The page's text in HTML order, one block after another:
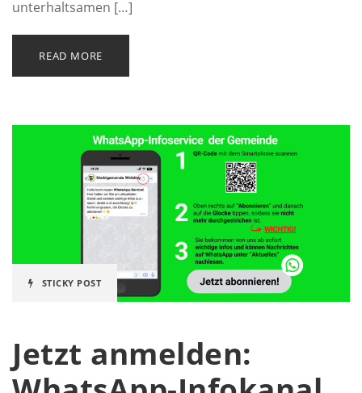
unterhaltsamen […]
READ MORE
STICKY POST
Jetzt anmelden: